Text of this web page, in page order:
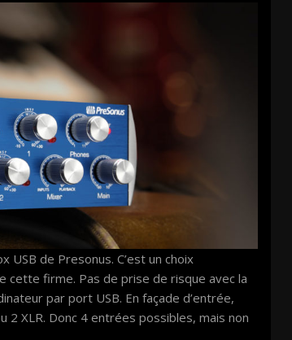
USB de Presonus. C’est un choix
cette firme. Pas de prise de risque avec la
par port USB. En façade d’entrée,
2 XLR. Donc 4 entrées possibles, mais non